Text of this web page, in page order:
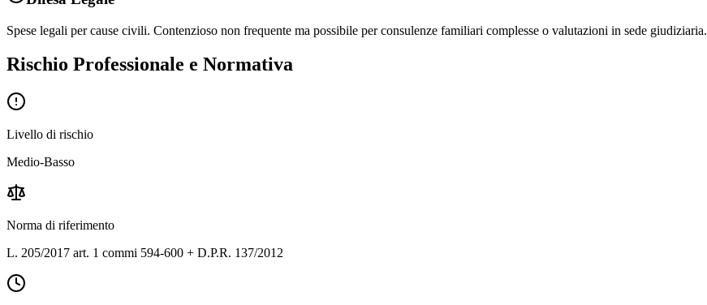
Spese legali per cause civili. Contenzioso non frequente ma possibile per consulenze familiari complesse o valutazioni in sede giudiziaria.
Rischio Professionale e Normativa
Livello di rischio
Medio-Basso
Norma di riferimento
L. 205/2017 art. 1 commi 594-600 + D.P.R. 137/2012